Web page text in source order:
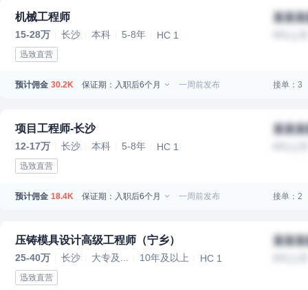
机械工程师
15-28万 长沙 本科 5-8年 HC 1
迅致直营
某某
预计佣金 30.2K 保证期：入职后6个月 一周前发布 接单：3
项目工程师-长沙
12-17万 长沙 本科 5-8年 HC 1
迅致直营
某某
预计佣金 18.4K 保证期：入职后6个月 一周前发布 接单：2
压铸模具设计高级工程师（宁乡）
25-40万 长沙 大专及... 10年及以上 HC 1
迅致直营
某某